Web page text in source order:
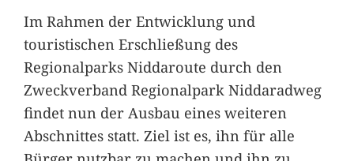
Im Rahmen der Entwicklung und
touristischen Erschließung des
Regionalparks Niddaroute durch den
Zweckverband Regionalpark Niddaradweg
findet nun der Ausbau eines weiteren
Abschnittes statt. Ziel ist es, ihn für alle